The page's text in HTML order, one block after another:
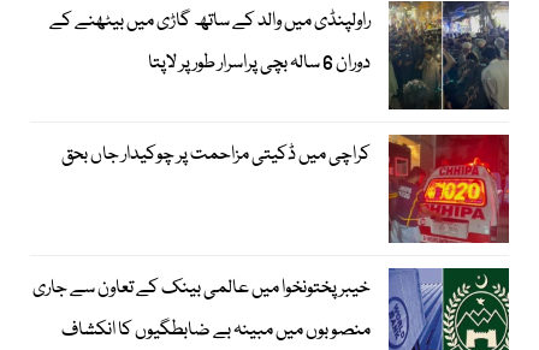
راولپنڈی میں والد کے ساتھ گاڑی میں بیٹھنے کے
دوران 6 سالہ بچی پراسرار طور پر لاپتا
کراچی میں ڈکیتی مزاحمت پر چوکیدار جاں بحق
خیبرپختونخوا میں عالمی بینک کے تعاون سے جاری
منصوبوں میں مبینہ بے ضابطگیوں کا انکشاف